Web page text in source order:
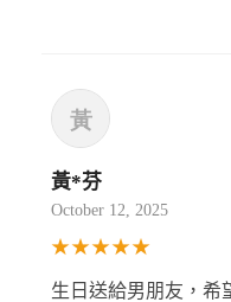
黃*芬
October 12, 2025
★★★★★
生日送給男朋友，希